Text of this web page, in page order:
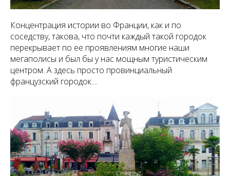
Концентрация истории во Франции, как и по
соседству, такова, что почти каждый такой городок
перекрывает по ее проявлениям многие наши
мегаполисы и был бы у нас мощным туристическим
центром. А здесь просто провинциальный
французский городок....